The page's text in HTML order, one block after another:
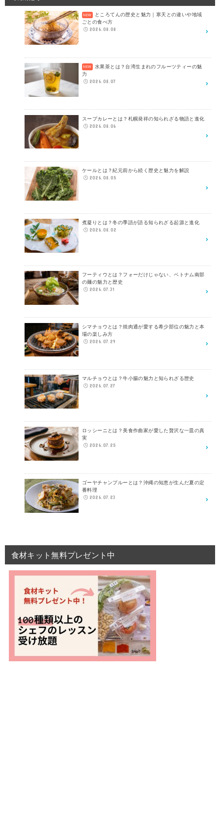
ところてんの歴史と魅力｜寒天との違いや地域
ごとの食べ方
2026.08.08
水果茶とは？台湾生まれのフルーツティーの魅
力
2026.08.07
スープカレーとは？札幌発祥の知られざる物語と進化
2026.08.06
ケールとは？紀元前から続く歴史と魅力を解説
2026.08.05
煮凝りとは？冬の季語が語る知られざる起源と進化
2026.08.02
フーティウとは？フォーだけじゃない、ベトナム南部
の麺の魅力と歴史
2026.07.31
シマチョウとは？焼肉通が愛する希少部位の魅力と本
場の楽しみ方
2026.07.29
マルチョウとは？牛小腸の魅力と知られざる歴史
2026.07.27
ロッシーニとは？美食作曲家が愛した贅沢な一皿の真
実
2026.07.25
ゴーヤチャンプルーとは？沖縄の知恵が生んだ夏の定
番料理
2026.07.23
食材キット無料プレゼント中